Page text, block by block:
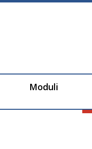
Moduli